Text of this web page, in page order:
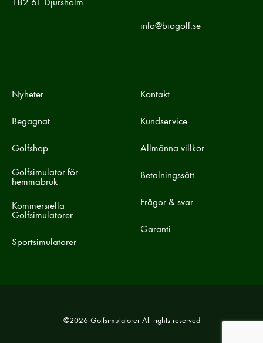
182 61 Djursholm
info@biogolf.se
Nyheter
Begagnat
Golfshop
Golfsimulator för
hemmabruk
Kommersiella
Golfsimulatorer
Sportsimulatorer
Kontakt
Kundservice
Allmänna villkor
Betalningssätt
Frågor & svar
Garanti
©2026 Golfsimulatorer All rights reserved